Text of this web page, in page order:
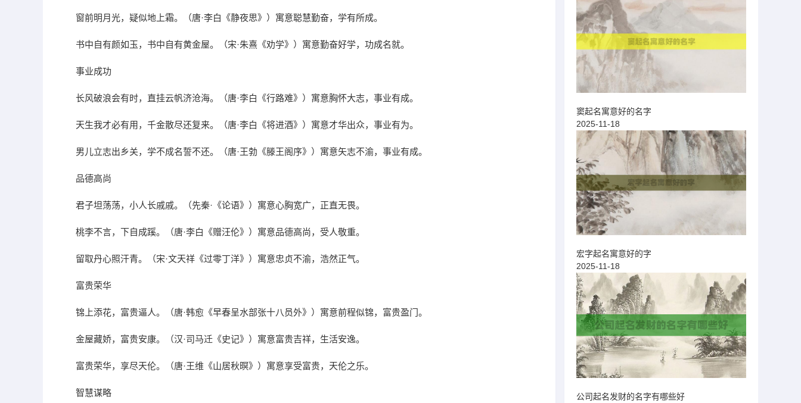
窗前明月光，疑似地上霜。（唐·李白《静夜思》）寓意聪慧勤奋，学有所成。
书中自有颜如玉，书中自有黄金屋。（宋·朱熹《劝学》）寓意勤奋好学，功成名就。
事业成功
长风破浪会有时，直挂云帆济沧海。（唐·李白《行路难》）寓意胸怀大志，事业有成。
天生我才必有用，千金散尽还复来。（唐·李白《将进酒》）寓意才华出众，事业有为。
男儿立志出乡关，学不成名誓不还。（唐·王勃《滕王阁序》）寓意矢志不渝，事业有成。
品德高尚
君子坦荡荡，小人长戚戚。（先秦·《论语》）寓意心胸宽广，正直无畏。
桃李不言，下自成蹊。（唐·李白《赠汪伦》）寓意品德高尚，受人敬重。
留取丹心照汗青。（宋·文天祥《过零丁洋》）寓意忠贞不渝，浩然正气。
富贵荣华
锦上添花，富贵逼人。（唐·韩愈《早春呈水部张十八员外》）寓意前程似锦，富贵盈门。
金屋藏娇，富贵安康。（汉·司马迁《史记》）寓意富贵吉祥，生活安逸。
富贵荣华，享尽天伦。（唐·王维《山居秋暝》）寓意享受富贵，天伦之乐。
智慧谋略
窦起名寓意好的名字
2025-11-18
宏字起名寓意好的字
2025-11-18
公司起名发财的名字有哪些好